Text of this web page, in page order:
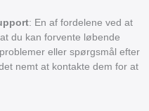
: En af fordelene ved at
du kan forvente løbende
eller spørgsmål efter
nemt at kontakte dem for at